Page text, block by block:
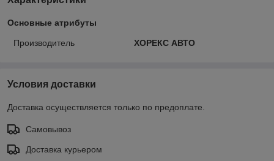
Основные атрибуты
Производитель ХОРЕКС АВТО
Условия доставки
Доставка осуществляется только по предоплате.
Самовывоз
Доставка курьером